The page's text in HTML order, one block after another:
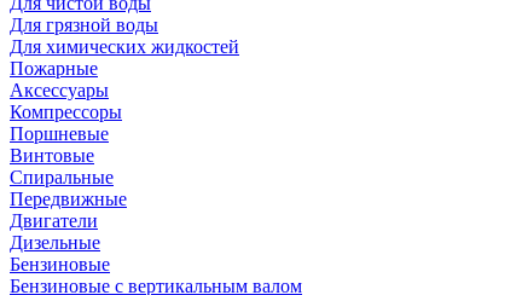
Для грязной воды
Для химических жидкостей
Пожарные
Аксессуары
Компрессоры
Поршневые
Винтовые
Спиральные
Передвижные
Двигатели
Дизельные
Бензиновые
Бензиновые с вертикальным валом